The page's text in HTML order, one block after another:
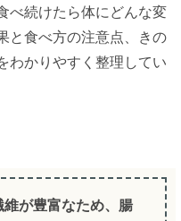
べ続けたら体にどんな変
と食べ方の注意点、きの
わかりやすく整理してい
が豊富なため、腸